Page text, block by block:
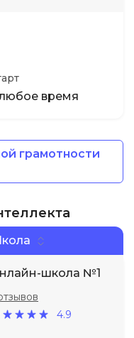
время
грамотности
школа №1
4.9